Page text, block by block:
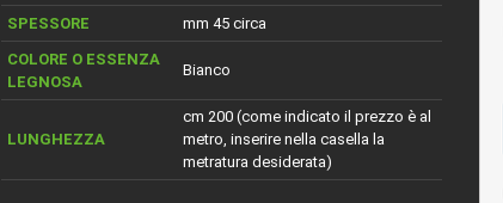
SPESSORE
mm 45 circa
COLORE O ESSENZA
LEGNOSA
Bianco
LUNGHEZZA
cm 200 (come indicato il prezzo è al
metro, inserire nella casella la
metratura desiderata)